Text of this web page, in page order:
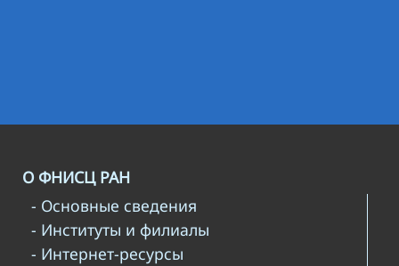
О ФНИСЦ РАН
- Основные сведения
- Институты и филиалы
- Интернет-ресурсы